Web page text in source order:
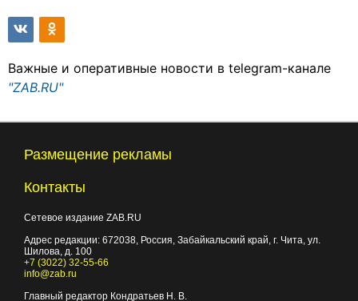
Важные и оперативные новости в telegram-канале
"ZAB.RU"
Размещение рекламы
Контакты
Сетевое издание ZAB.RU
Адрес редакции: 672038, Россия, Забайкальский край, г. Чита, ул.
Шилова, д. 100
+7 (3022) 32-55-66
info@zab.ru
Главный редактор Кондратьев Н. В.